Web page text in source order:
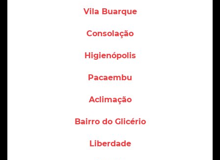
Vila Buarque
Consolação
Higienópolis
Pacaembu
Aclimação
Bairro do Glicério
Liberdade